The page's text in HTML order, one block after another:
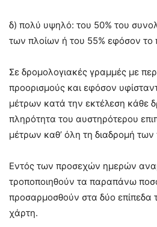
δ) πολύ υψηλό: του 50% του
των πλοίων ή του 55% εφόσον το
Σε δρομολογιακές γραμμές με
προορισμούς και εφόσον
μέτρων κατά την εκτέλεση κάθε
πληρότητα του αυστηρότερου
μέτρων καθ’ όλη τη διαδρομή των
Εντός των προσεχών ημερών
τροποποιηθούν τα παραπάνω
προσαρμοσθούν στα δύο επίπεδα
χάρτη.